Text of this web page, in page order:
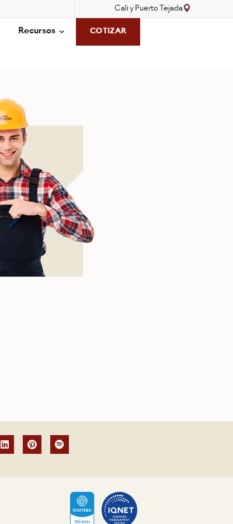
Cali y Puerto Tejada
Recursos COTIZAR